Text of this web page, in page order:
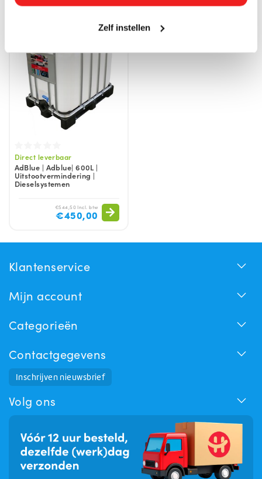
Zelf instellen
Direct leverbaar
AdBlue | Adblue| 600L |
Uitstootvermindering |
Dieselsystemen
€544,50 Incl. btw
€450,00
Klantenservice
Mijn account
Categorieën
Contactgegevens
Inschrijven nieuwsbrief
Volg ons